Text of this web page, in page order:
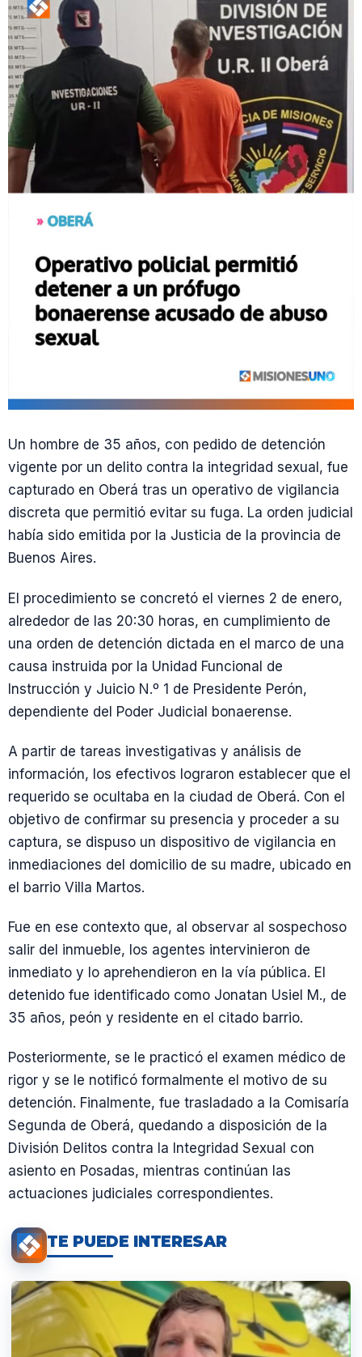
Un hombre de 35 años, con pedido de detención
vigente por un delito contra la integridad sexual, fue
capturado en Oberá tras un operativo de vigilancia
discreta que permitió evitar su fuga. La orden judicial
había sido emitida por la Justicia de la provincia de
Buenos Aires.
El procedimiento se concretó el viernes 2 de enero,
alrededor de las 20:30 horas, en cumplimiento de
una orden de detención dictada en el marco de una
causa instruida por la Unidad Funcional de
Instrucción y Juicio N.º 1 de Presidente Perón,
dependiente del Poder Judicial bonaerense.
A partir de tareas investigativas y análisis de
información, los efectivos lograron establecer que el
requerido se ocultaba en la ciudad de Oberá. Con el
objetivo de confirmar su presencia y proceder a su
captura, se dispuso un dispositivo de vigilancia en
inmediaciones del domicilio de su madre, ubicado en
el barrio Villa Martos.
Fue en ese contexto que, al observar al sospechoso
salir del inmueble, los agentes intervinieron de
inmediato y lo aprehendieron en la vía pública. El
detenido fue identificado como Jonatan Usiel M., de
35 años, peón y residente en el citado barrio.
Posteriormente, se le practicó el examen médico de
rigor y se le notificó formalmente el motivo de su
detención. Finalmente, fue trasladado a la Comisaría
Segunda de Oberá, quedando a disposición de la
División Delitos contra la Integridad Sexual con
asiento en Posadas, mientras continúan las
actuaciones judiciales correspondientes.
TE PUEDE INTERESAR